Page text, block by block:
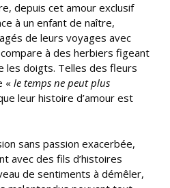
depuis cet amour exclusif
à un enfant de naître,
de leurs voyages avec
à des herbiers figeant
les doigts. Telles des fleurs
« le temps ne peut plus
leur histoire d’amour est
sans passion exacerbée,
avec des fils d’histoires
de sentiments à démêler,